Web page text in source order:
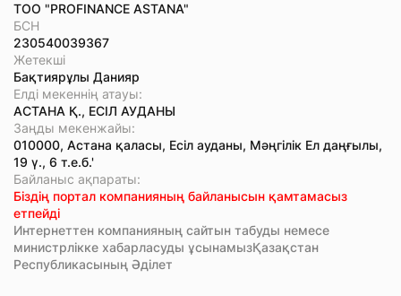
ТОО "PROFINANCE ASTANA"
БСН
230540039367
Жетекші
Бақтиярұлы Данияр
Елді мекеннің атауы:
АСТАНА Қ., ЕСІЛ АУДАНЫ
Заңды мекенжайы:
010000, Астана қаласы, Есіл ауданы, Мәңгілік Ел даңғылы,
19 ү., 6 т.е.б.'
Байланыс ақпараты:
Біздің портал компанияның байланысын қамтамасыз
етпейді
Интернеттен компанияның сайтын табуды немесе
министрлікке хабарласуды ұсынамызҚазақстан
Республикасының Әділет